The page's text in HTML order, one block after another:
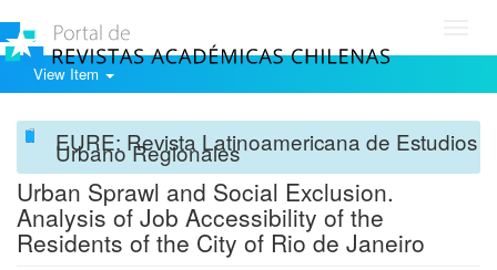
View Item
EURE: Revista Latinoamericana de Estudios
Urbano Regionales
Urban Sprawl and Social Exclusion.
Analysis of Job Accessibility of the
Residents of the City of Rio de Janeiro